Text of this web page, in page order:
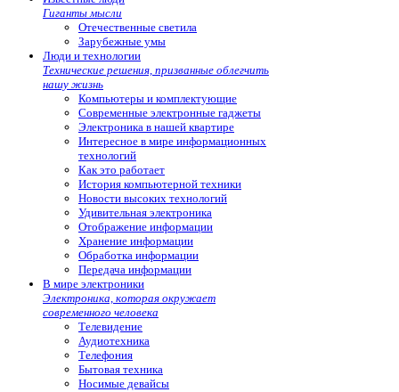
Гиганты мысли
Отечественные светила
Зарубежные умы
Люди и технологии
Технические решения, призванные облегчить
нашу жизнь
Компьютеры и комплектующие
Современные электронные гаджеты
Электроника в нашей квартире
Интересное в мире информационных
технологий
Как это работает
История компьютерной техники
Новости высоких технологий
Удивительная электроника
Отображение информации
Хранение информации
Обработка информации
Передача информации
В мире электроники
Электроника, которая окружает
современного человека
Телевидение
Аудиотехника
Телефония
Бытовая техника
Носимые девайсы